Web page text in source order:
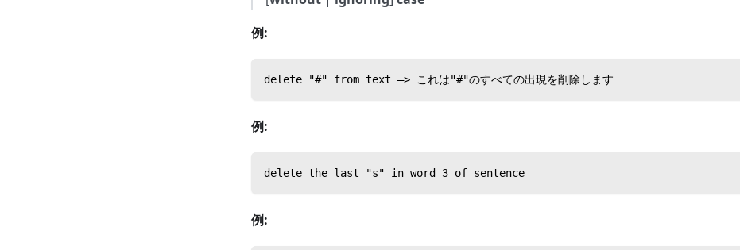
例:
delete "#" from text —> これは"#"のすべての出現を削除します
例:
delete the last "s" in word 3 of sentence
例: